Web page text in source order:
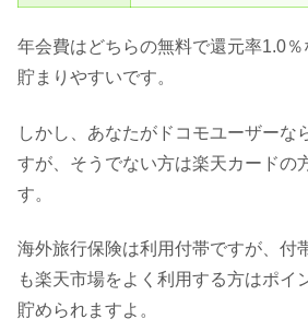
年会費はどちらの無料で還元率1.0
貯まりやすいです。
しかし、あなたがドコモユーザーな
すが、そうでない方は楽天カードの
す。
海外旅行保険は利用付帯ですが、付
も楽天市場をよく利用する方はポイ
貯められますよ。